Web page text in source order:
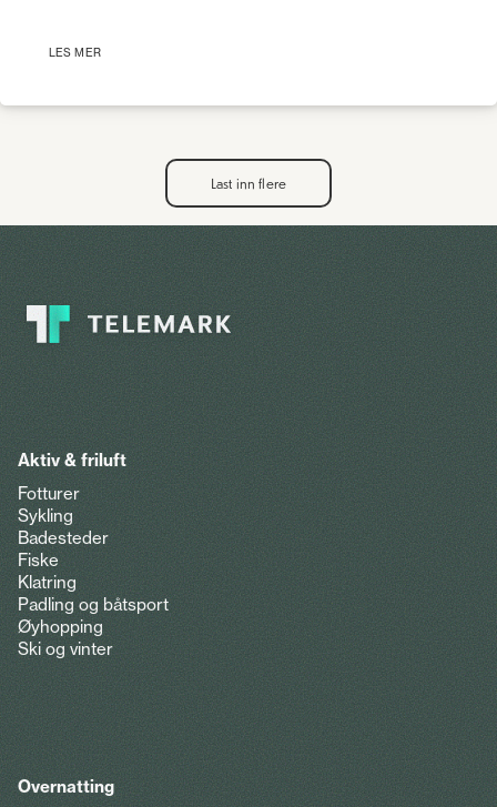
LES MER
Last inn flere
Aktiv & friluft
Fotturer
Sykling
Badesteder
Fiske
Klatring
Padling og båtsport
Øyhopping
Ski og vinter
Overnatting